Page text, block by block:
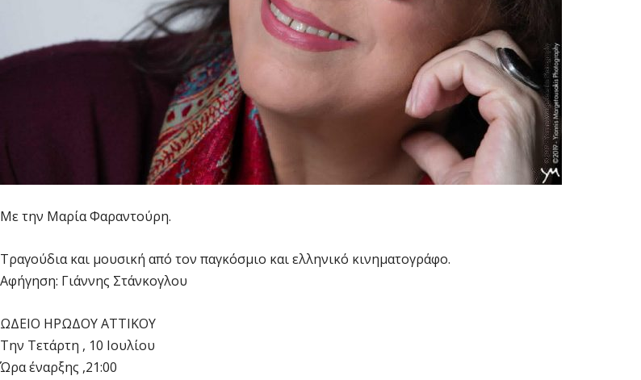
Με την Μαρία Φαραντούρη.
Τραγούδια και μουσική από τον παγκόσμιο και ελληνικό κινηματογράφο.
Αφήγηση: Γιάννης Στάνκογλου
ΩΔΕΙΟ ΗΡΩΔΟΥ ΑΤΤΙΚΟΥ
Την Τετάρτη , 10 Ιουλίου
Ώρα έναρξης ,21:00